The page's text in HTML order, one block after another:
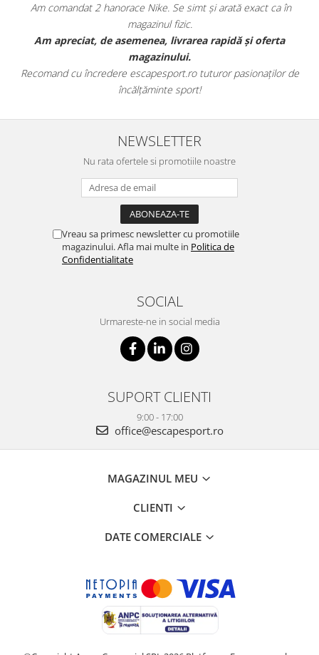
Am comandat 2 hanorace Nike. Se simt și arată exact ca în
magazinul fizic.
Am apreciat, de asemenea, livrarea rapidă și oferta
magazinului.
Recomand cu încredere escapesport.ro tuturor pasionaților de
încălțăminte sport!
NEWSLETTER
Nu rata ofertele si promotiile noastre
Vreau sa primesc newsletter cu promotiile
magazinului. Afla mai multe in Politica de
Confidentialitate
SOCIAL
Urmareste-ne in social media
SUPORT CLIENTI
9:00 - 17:00
office@escapesport.ro
MAGAZINUL MEU
CLIENTI
DATE COMERCIALE